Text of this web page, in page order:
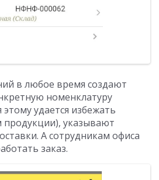
в любое время создают
номенклатуру
этому удается избежать
указывают
А сотрудникам офиса
заказ.